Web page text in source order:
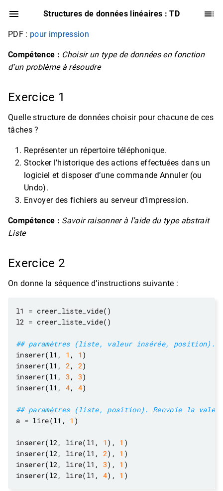
Structures de données linéaires : TD
PDF : pour impression
Compétence : Choisir un type de données en fonction
d’un problème à résoudre
Exercice 1
Quelle structure de données choisir pour chacune de ces
tâches ?
Représenter un répertoire téléphonique.
Stocker l’historique des actions effectuées dans un
logiciel et disposer d’une commande Annuler (ou
Undo).
Envoyer des fichiers au serveur d’impression.
Compétence : Savoir raisonner à l’aide du type abstrait
Liste
Exercice 2
On donne la séquence d’instructions suivante :
l1 =
l2 =
## paramètres (liste, valeur insérée,
inserer(l1, 1 , 1
inserer(l1, 2, 2
inserer(l1, 3 , 3
inserer(l1, 4, 4
## paramètres (liste, position). Renvoie la
a = lire(l1, 1
inserer(l2, lire(l1, 1 ), 1
inserer(l2, lire(l1, 2), 1
inserer(l2, lire(l1, 3), 1
inserer(l2, lire(l1, 4), 1